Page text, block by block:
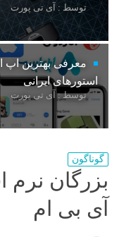
توسط : آی تی پورت
معرفی بهترین اپ
استورهای ایرانی
توسط : آی تی پورت
گوناگون
بزرگان نرم
آی بی ام